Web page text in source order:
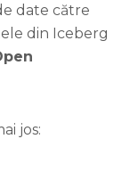
date către
din Iceberg
jos: